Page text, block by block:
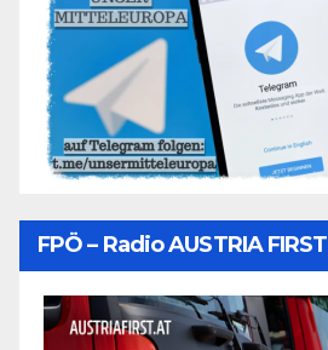
FPÖ – Radio AUSTRIA FIRST